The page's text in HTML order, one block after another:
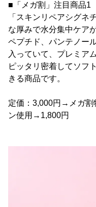
■「メガ割」注目商品1
「スキンリペアシグネ
な厚みで水分集中ケア
ペプチド、パンテノー
入っていて、プレミア
ピッタリ密着してソフ
きる商品です。
定価：3,000円→メガ
ン使用→1,800円